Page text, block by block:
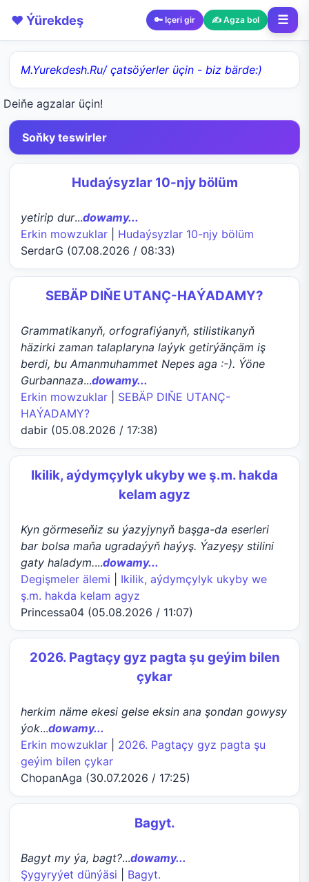
❤️ Ýürekdeş 🔑 Içeri gir ✍️ Agza bol ☰
M.Yurekdesh.Ru/ çatsöýerler üçin - biz bärde:)
Deiňe agzalar üçin!
Soňky teswirler
Hudaýsyzlar 10-njy bölüm
yetirip dur...dowamy...
Erkin mowzuklar
Hudaýsyzlar 10-njy bölüm
SerdarG (07.08.2026 / 08:33)
SEBÄP DIŇE UTАNÇ-HАÝADАMY?
Grammatikanyň, orfografiýanyň, stilistikanyň
häzirki zaman talaplaryna laýyk getirýänçäm iş
berdi, bu Amanmuhammet Nepes aga :-). Ýöne
Gurbannaza...dowamy...
Erkin mowzuklar
SEBÄP DIŇE UTАNÇ-
HАÝADАMY?
dabir (05.08.2026 / 17:38)
Ikilik, aýdymçylyk ukyby we ş.m. hakda
kelam agyz
Kyn görmeseňiz su ýazyjynyň başga-da eserleri
bar bolsa maňa ugradaýyň haýyş. Ýazyeşy stilini
gaty haladym....dowamy...
Degişmeler älemi
Ikilik, aýdymçylyk ukyby we
ş.m. hakda kelam agyz
Princessa04 (05.08.2026 / 11:07)
2026. Pagtaçy gyz pagta şu geýim bilen
çykar
herkim näme ekesi gelse eksin ana şondan gowysy
ýok...dowamy...
Erkin mowzuklar
2026. Pagtaçy gyz pagta şu
geýim bilen çykar
ChopanAga (30.07.2026 / 17:25)
Bagyt.
Bagyt my ýa, bagt?...dowamy...
Şygyryýet dünýäsi
Bagyt.